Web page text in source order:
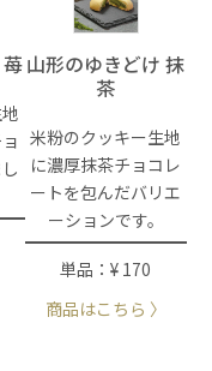
山形のゆきどけ 抹
茶
米粉のクッキー生地
に濃厚抹茶チョコレ
ートを包んだバリエ
ーションです。
単品：¥ 170
商品はこちら 〉